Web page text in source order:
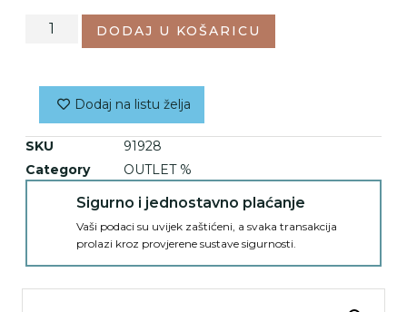
DODAJ U KOŠARICU
Dodaj na listu želja
SKU
91928
Category
OUTLET %
Sigurno i jednostavno plaćanje
Vaši podaci su uvijek zaštićeni, a svaka transakcija
prolazi kroz provjerene sustave sigurnosti.